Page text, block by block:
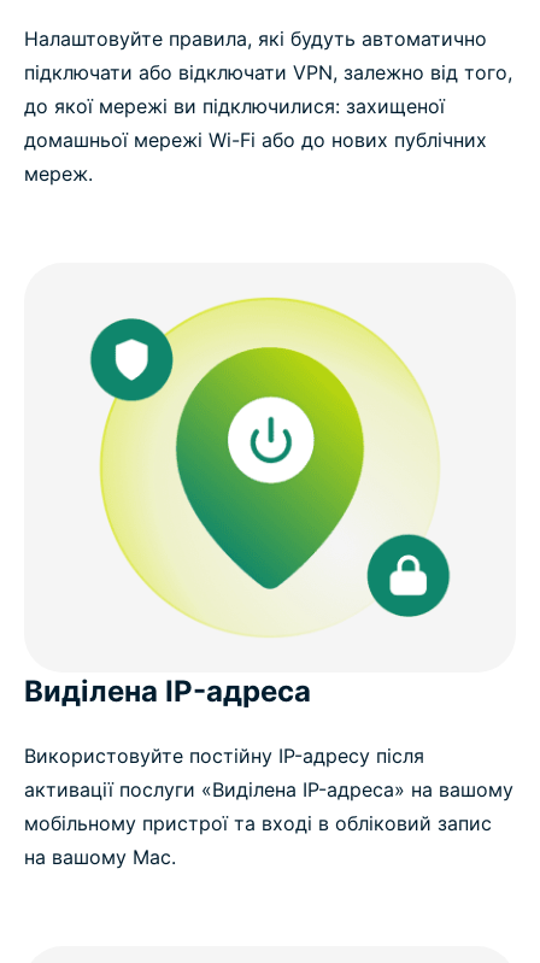
Налаштовуйте правила, які будуть автоматично
підключати або відключати VPN, залежно від того,
до якої мережі ви підключилися: захищеної
домашньої мережі Wi-Fi або до нових публічних
мереж.
Виділена IP-адреса
Використовуйте постійну IP-адресу після
активації послуги «Виділена IP-адреса» на вашому
мобільному пристрої та вході в обліковий запис
на вашому Mac.